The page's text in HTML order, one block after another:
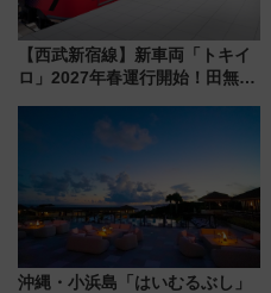
【西武新宿線】新車両「トキイ
ロ」2027年春運行開始！田無・
「第2弾」も
沖縄・小浜島「はいむるぶし」